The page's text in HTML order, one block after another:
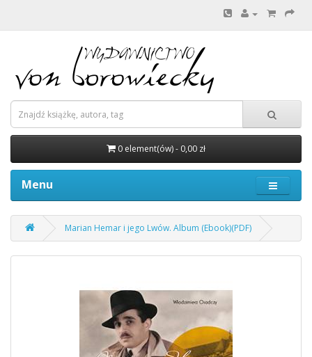
0 element(ów) - 0,00 zł
Menu
Marian Hemar i jego Lwów. Album (Ebook)(PDF)